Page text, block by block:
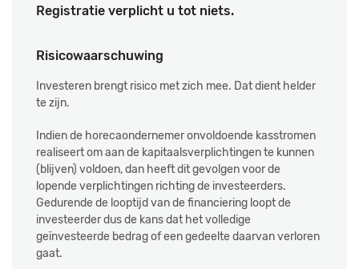
Registratie verplicht u tot niets.
Risicowaarschuwing
Investeren brengt risico met zich mee. Dat dient helder
te zijn.
Indien de horecaondernemer onvoldoende kasstromen
realiseert om aan de kapitaalsverplichtingen te kunnen
(blijven) voldoen, dan heeft dit gevolgen voor de
lopende verplichtingen richting de investeerders.
Gedurende de looptijd van de financiering loopt de
investeerder dus de kans dat het volledige
geïnvesteerde bedrag of een gedeelte daarvan verloren
gaat.